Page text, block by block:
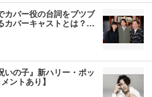
カバー役の台詞をブツブ
バーキャストとは？…
いの子』新ハリー・ポッ
ントあり】